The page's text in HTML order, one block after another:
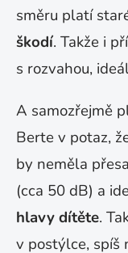
směru platí
škodí. Takže i
s rozvahou,
A samozřejmě
Berte v potaz,
by neměla
(cca 50 dB) a
hlavy dítěte.
v postýlce, spíš